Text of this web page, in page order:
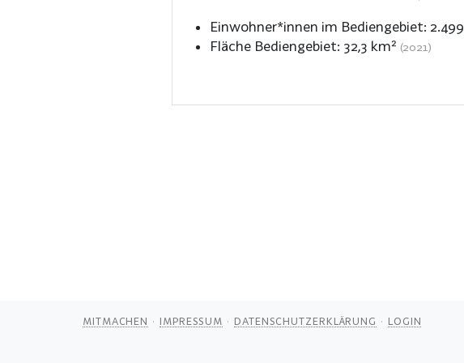
Einwohner*innen im Bediengebiet: 2.499
Fläche Bediengebiet: 32,3 km² (2021)
MITMACHEN IMPRESSUM DATENSCHUTZERKLÄRUNG LOGIN